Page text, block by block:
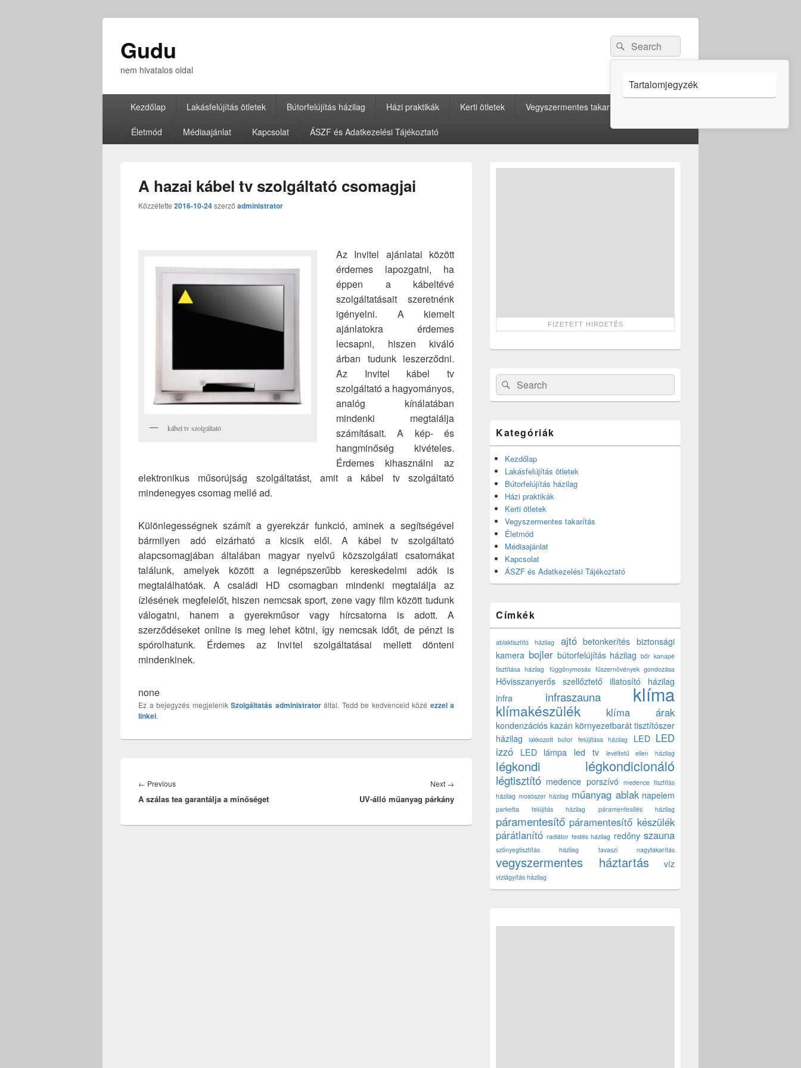
Gudu
nem hivatalos oldal
Search
for:
Search
Kezdőlap Lakásfelújítás ötletek Bútorfelújítás házilag Házi praktikák Kerti ötletek Vegyszermentes takarítás
Életmód Médiaajánlat Kapcsolat ÁSZF és Adatkezelési Tájékoztató
A hazai kábel tv szolgáltató csomagjai
Közzétette 2016-10-24szerző administrator
kábel tv szolgáltató
Az Invitel ajánlatai között
érdemes lapozgatni, ha
éppen a kábeltévé
szolgáltatásait szeretnénk
igényelni. A kiemelt
ajánlatokra érdemes
lecsapni, hiszen kiváló
árban tudunk leszerződni.
Az Invitel kábel tv
szolgáltató a hagyományos,
analóg kínálatában
mindenki megtalálja
számításait. A kép- és
hangminőség kivételes.
Érdemes kihasználni az
elektronikus műsorújság szolgáltatást, amit a kábel tv szolgáltató
mindenegyes csomag mellé ad.
Különlegességnek számít a gyerekzár funkció, aminek a segítségével
bármilyen adó elzárható a kicsik elől. A kábel tv szolgáltató
alapcsomagjában általában magyar nyelvű közszolgálati csatornákat
találunk, amelyek között a legnépszerűbb kereskedelmi adók is
megtalálhatóak. A családi HD csomagban mindenki megtalálja az
ízlésének megfelelőt, hiszen nemcsak sport, zene vagy film között tudunk
válogatni, hanem a gyerekműsor vagy hírcsatorna is adott. A
szerződéseket online is meg lehet kötni, így nemcsak időt, de pénzt is
spórolhatunk. Érdemes az Invitel szolgáltatásai mellett dönteni
mindenkinek.
none
Ez a bejegyzés megjelenik Szolgáltatás administratoráltal. Tedd be kedvenceid közé ezzel a
linkel.
navigáció
← PreviousPrevious
post:
A szálas tea garantálja a minőséget
Next →
post:
UV-álló műanyag párkány
Primary
Search
for:
Search
Kategóriák
Kezdőlap
Lakásfelújítás ötletek
Bútorfelújítás házilag
Házi praktikák
Kerti ötletek
Vegyszermentes takarítás
Életmód
Médiaajánlat
Kapcsolat
ÁSZF és Adatkezelési Tájékoztató
Címkék
ablaktisztító házilag ajtó betonkerítés biztonsági
kamera bojler bútorfelújítás házilag bőr kanapé
tisztítása házilag függönymosás fűszernövények gondozása
Hővisszanyerős szellőztető illatosító házilag
infra
infraszauna klíma
klímakészülék klíma árak
kondenzációs kazán környezetbarát tisztítószer
házilag
lakkozott bútor felújítása házilag LED LED
izzó
LED lámpa led tv levéltetű ellen házilag
légkondi légkondicionáló
légtisztító medence porszívó medence tisztítás
házilag mosószer házilag műanyag ablak napelem
parketta felújítás házilag páramentesítés házilag
páramentesítő páramentesítő készülék
párátlanító radiátor festés házilag redőny szauna
szőnyegtisztítás házilag tavaszi nagytakarítás
vegyszermentes háztartás víz
vízlágyítás házilag
Tartalomjegyzék